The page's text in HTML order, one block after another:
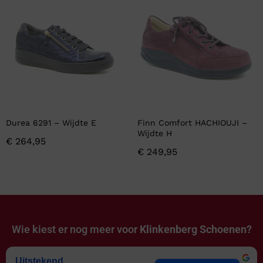
Durea 6291 – Wijdte E
€ 264,95
Finn Comfort HACHIOUJI –
Wijdte H
€ 249,95
Wie kiest er nog meer voor Klinkenberg Schoenen?
Uitstekend